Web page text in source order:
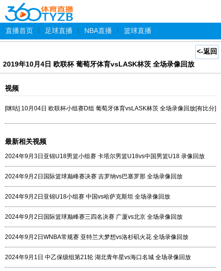
直播首页 足球直播 NBA直播 篮球直播
<-返回
2019年10月4日 欧联杯 葡萄牙体育vsLASK林茨 全场录像回放
视频
[咪咕] 10月04日 欧联杯小组赛D组 葡萄牙体育vsLASK林茨 全场录像回放[有比分]
最新相关视频
2024年9月3日亚锦U18男篮小组赛 卡塔尔男篮U18vs中国男篮U18 录像回放
2024年9月2日国际篮球巅峰赛决赛 吉罗纳vs巴塞罗那 全场录像回放
2024年9月2日亚锦U18小组赛 中国vs哈萨克斯坦 全场录像回放
2024年9月2日国际篮球巅峰赛三四名决赛 广厦vs北京 全场录像回放
2024年9月2日WNBA常规赛 亚特兰大梦想vs洛杉矶火花 全场录像回放
2024年9月1日 中乙保级组第21轮 湖北青年星vs海口名城 全场录像回放